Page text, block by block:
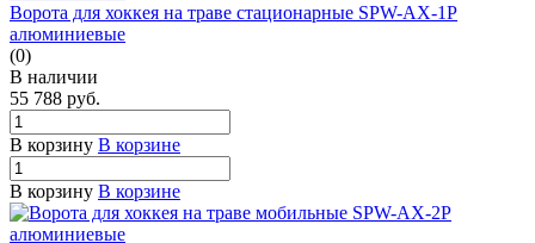
Ворота для хоккея на траве стационарные SPW-AX-1P
алюминиевые
(0)
В наличии
55 788 руб.
В корзину В корзине
В корзину В корзине